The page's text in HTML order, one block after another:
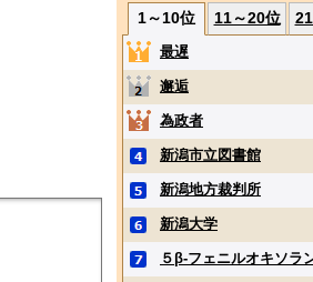
1～10位
11～20位
最遅
邂逅
為政者
新潟市立図書館
新潟地方裁判所
新潟大学
５β‐フェニルオキソラ